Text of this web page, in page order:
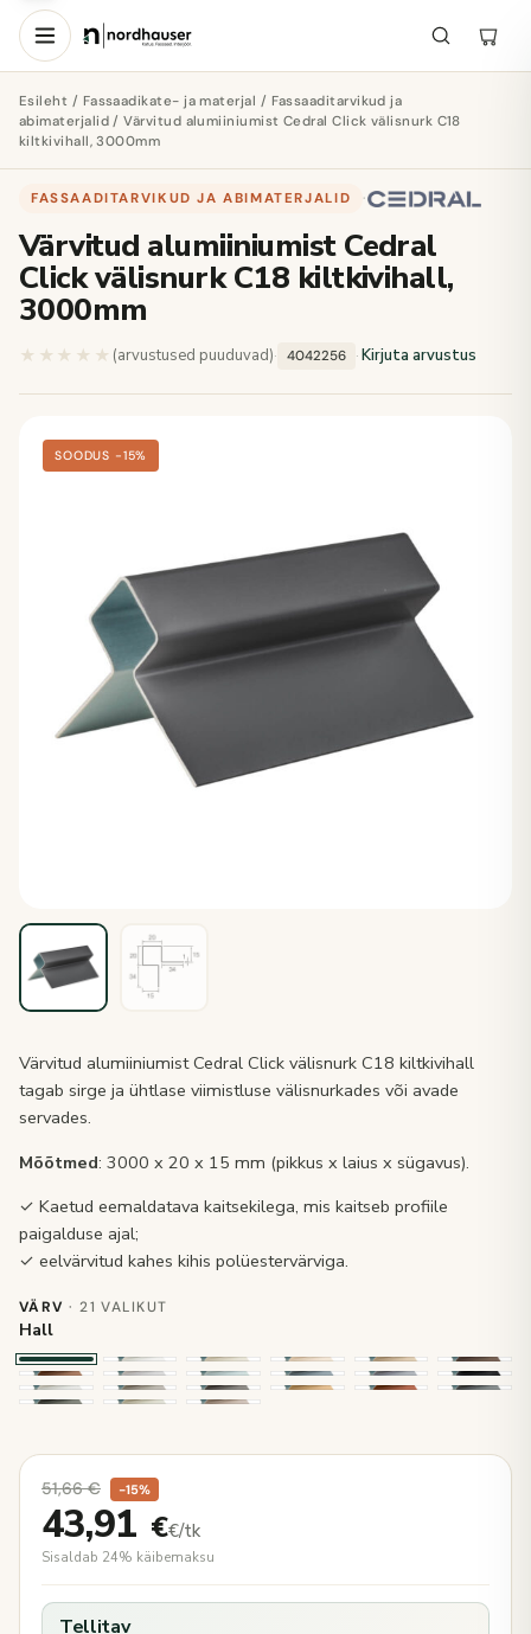
Esileht / Fassaadikate- ja materjal / Fassaaditarvikud ja
abimaterjalid/ Värvitud alumiiniumist Cedral Click välisnurk C18
kiltkivihall, 3000mm
FASSAADITARVIKUD JA ABIMATERJALID ·
Värvitud alumiiniumist Cedral
Click välisnurk C18 kiltkivihall,
3000mm
★★★★★ ★★★★★
(arvustused puuduvad)· 4042256 ·Kirjuta arvustus
SOODUS −15%
Värvitud alumiiniumist Cedral Click välisnurk C18 kiltkivihall
tagab sirge ja ühtlase viimistluse välisnurkades või avade
servades.
Mõõtmed: 3000 x 20 x 15 mm (pikkus x laius x sügavus).
✓ Kaetud eemaldatava kaitsekilega, mis kaitseb profiile
paigalduse ajal;
✓ eelvärvitud kahes kihis polüestervärviga.
VÄRV · 21 VALIKUT
Hall
51,66€ −15%
43,91 €€/tk
Sisaldab 24% käibemaksu
Tellitav